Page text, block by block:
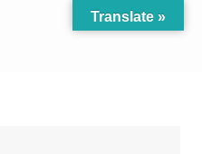
Translate »